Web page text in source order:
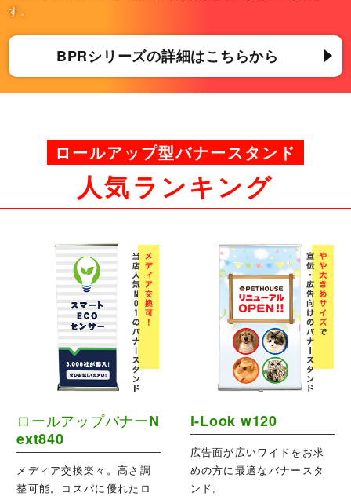
す。
BPRシリーズの詳細はこちらから
ロールアップ型バナースタンド
人気ランキング
ロールアップバナーN
ext840
メディア交換楽々。高さ調
整可能。コスパに優れたロ
i-Look w120
広告面が広いワイドをお求
めの方に最適なバナースタ
ンド。